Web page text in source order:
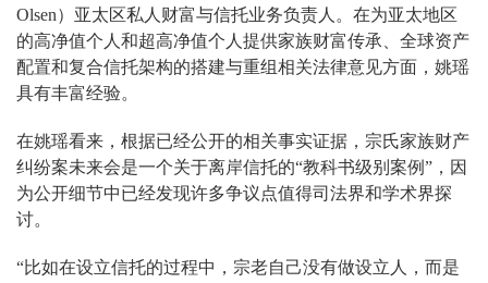
Olsen）亚太区私人财富与信托业务负责人。在为亚太地区
的高净值个⼈和超高净值个⼈提供家族财富传承、全球资产
配置和复合信托架构的搭建与重组相关法律意见方面，姚瑶
具有丰富经验。
在姚瑶看来，根据已经公开的相关事实证据，宗氏家族财产
纠纷案未来会是一个关于离岸信托的“教科书级别案例”，因
为公开细节中已经发现许多争议点值得司法界和学术界探
讨。
“比如在设立信托的过程中，宗老自己没有做设立人，而是